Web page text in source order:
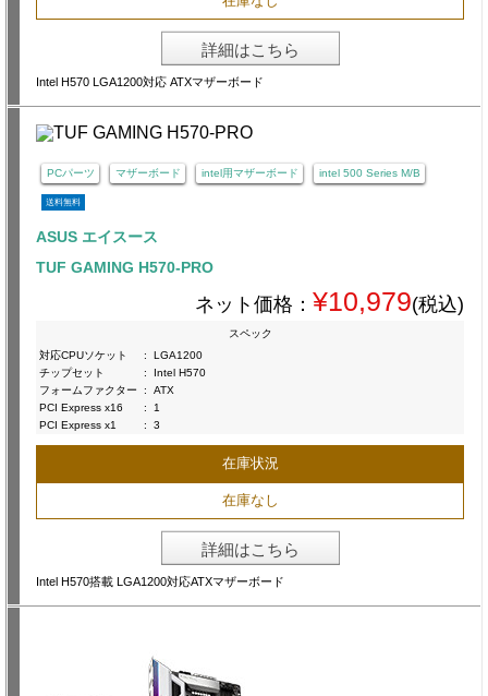
詳細はこちら
Intel H570 LGA1200対応 ATXマザーボード
PCパーツ マザーボード intel用マザーボード intel 500 Series M/B
送料無料
ASUS エイスース
TUF GAMING H570-PRO
ネット価格： ¥10,979(税込)
スペック
対応CPUソケット
:
LGA1200
チップセット
:
Intel H570
フォームファクター
:
ATX
PCI Express x16
:
1
PCI Express x1
: 3
在庫状況
在庫なし
詳細はこちら
Intel H570搭載 LGA1200対応ATXマザーボード